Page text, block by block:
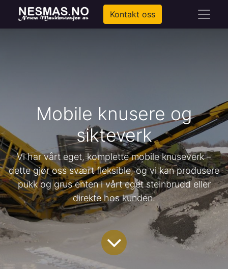
Kontakt oss
Mobile knusere og
sikteverk
Vi har vårt eget, komplette mobile knuseverk –
dette gjør oss svært fleksible, og vi kan produsere
pukk og grus enten i vårt eget steinbrudd eller
direkte hos kunden.